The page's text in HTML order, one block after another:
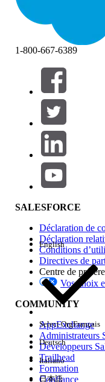
Filtres (0)
SÉLECTIONNER DES
Gamme de produits
Impact des
Edition
Expérience
1-800-667-6389
SALESFORCE
Déclaration de
Déclaration
Conditions
Directives de
Centre de
Vos choix
COMMUNITY
AppExchange
Administrateurs
Développeurs
Trailhead
Formation
Confiance
English
Select OrgFrançais
Deutsch
Italiano
日本語